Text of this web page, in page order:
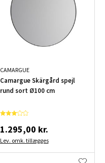
CAMARGUE
Camargue Skärgård spejl
rund sort Ø100 cm
1.295,00 kr.
Lev. omk. tillægges